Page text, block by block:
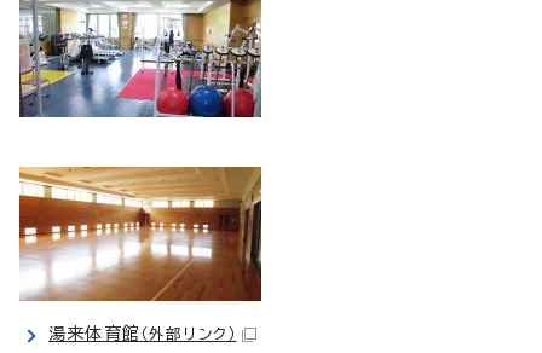
湯来体育館 （外部リンク）